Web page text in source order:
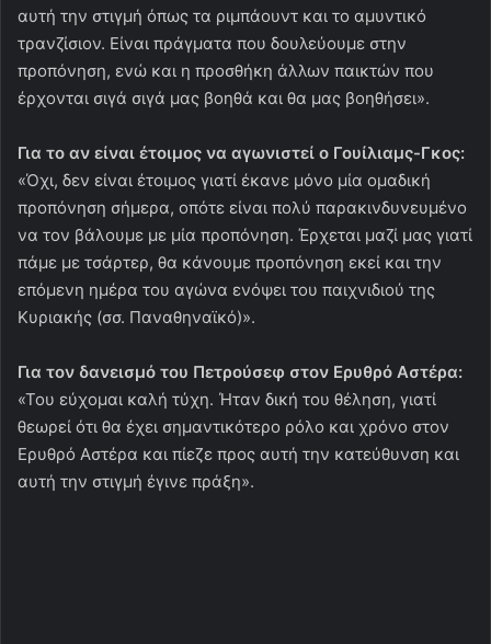
αυτή την στιγμή όπως τα ριμπάουντ και το αμυντικό
τρανζίσιον. Είναι πράγματα που δουλεύουμε στην
προπόνηση, ενώ και η προσθήκη άλλων παικτών που
έρχονται σιγά σιγά μας βοηθά και θα μας βοηθήσει».
Για το αν είναι έτοιμος να αγωνιστεί ο Γουίλιαμς-Γκος:
«Όχι, δεν είναι έτοιμος γιατί έκανε μόνο μία ομαδική
προπόνηση σήμερα, οπότε είναι πολύ παρακινδυνευμένο
να τον βάλουμε με μία προπόνηση. Έρχεται μαζί μας γιατί
πάμε με τσάρτερ, θα κάνουμε προπόνηση εκεί και την
επόμενη ημέρα του αγώνα ενόψει του παιχνιδιού της
Κυριακής (σσ. Παναθηναϊκό)».
Για τον δανεισμό του Πετρούσεφ στον Ερυθρό Αστέρα:
«Του εύχομαι καλή τύχη. Ήταν δική του θέληση, γιατί
θεωρεί ότι θα έχει σημαντικότερο ρόλο και χρόνο στον
Ερυθρό Αστέρα και πίεζε προς αυτή την κατεύθυνση και
αυτή την στιγμή έγινε πράξη».